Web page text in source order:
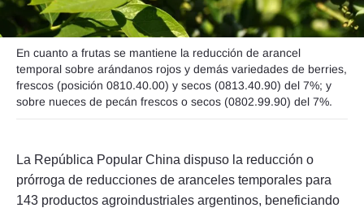
En cuanto a frutas se mantiene la reducción de arancel
temporal sobre arándanos rojos y demás variedades de berries,
frescos (posición 0810.40.00) y secos (0813.40.90) del 7%; y
sobre nueces de pecán frescos o secos (0802.99.90) del 7%.
La República Popular China dispuso la reducción o
prórroga de reducciones de aranceles temporales para
143 productos agroindustriales argentinos, beneficiando